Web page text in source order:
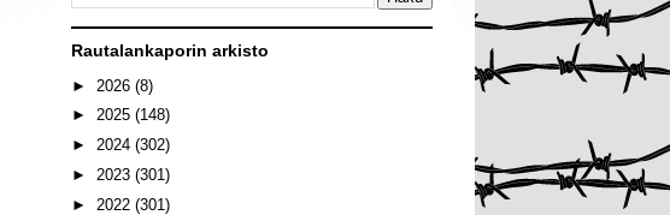
Rautalankaporin arkisto
► 2026 (8)
► 2025 (148)
► 2024 (302)
► 2023 (301)
► 2022 (301)